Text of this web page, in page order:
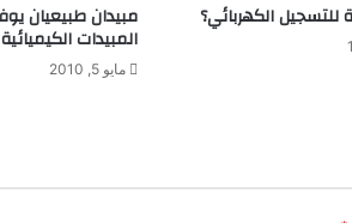
الكهربائي؟
المبيدات الكيميائية
مايو 5, 2010